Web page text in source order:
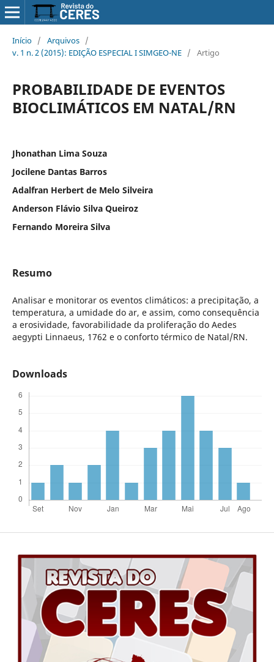
Início / Arquivos /
v. 1 n. 2 (2015): EDIÇÃO ESPECIAL I SIMGEO-NE / Artigo
PROBABILIDADE DE EVENTOS
BIOCLIMÁTICOS EM NATAL/RN
Jhonathan Lima Souza
Jocilene Dantas Barros
Adalfran Herbert de Melo Silveira
Anderson Flávio Silva Queiroz
Fernando Moreira Silva
Resumo
Analisar e monitorar os eventos climáticos: a precipitação, a
temperatura, a umidade do ar, e assim, como consequência
a erosividade, favorabilidade da proliferação do Aedes
aegypti Linnaeus, 1762 e o conforto térmico de Natal/RN.
Downloads